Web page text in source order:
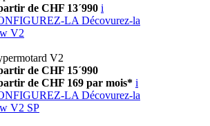
de CHF 13´990 i
LA Décovurez-la
V2
V2
de CHF 15´990
de CHF 169 par mois* i
LA Décovurez-la
V2 SP